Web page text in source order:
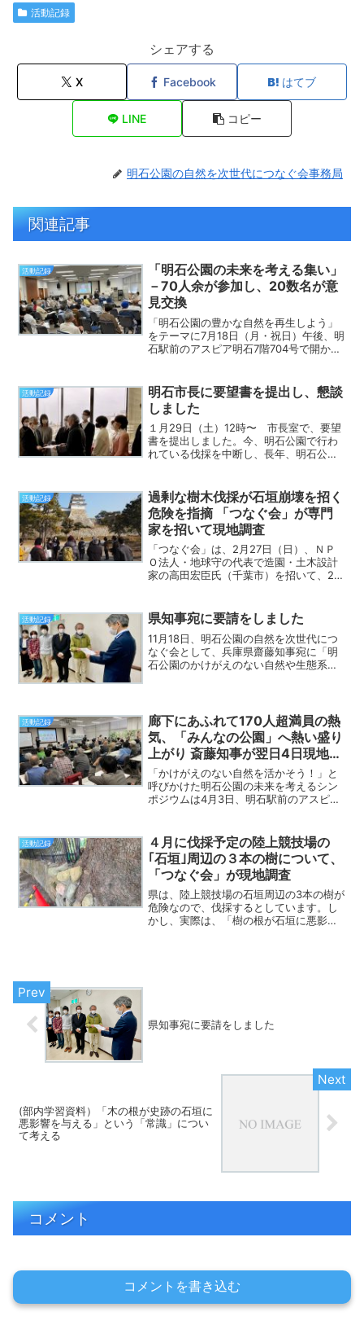
活動記録
シェアする
X Facebook はてブ
LINE コピー
明石公園の自然を次世代につなぐ会事務局
関連記事
活動記録
「明石公園の未来を考える集い」
－70人余が参加し、20数名が意
見交換
「明石公園の豊かな自然を再生しよう」
をテーマに7月18日（月・祝日）午後、明
石駅前のアスピア明石7階704号で開かれ
シンポジウムに次ぐ市民集会で、泉市長
や県の公園緑...
活動記録
明石市長に要望書を提出し、懇談
しました
１月29日（土）12時〜 市長室で、要望
書を提出しました。今、明石公園で行わ
れている伐採を中断し、長年、明石公園
すよう、兵庫県に働きかけていただける
よう、小林代表から市...
活動記録
過剰な樹木伐採が石垣崩壊を招く
危険を指摘 「つなぐ会」が専門
家を招いて現地調査
「つなぐ会」は、2月27日（日）、ＮＰ
Ｏ法人・地球守の代表で造園・土木設計
家の高田宏臣氏（千葉市）を招いて、20
ていることが分かりました。
活動記録 県知事宛に要請をしました
11月18日、明石公園の自然を次世代につ
なぐ会として、兵庫県齋藤知事宛に「明
石公園のかけがえのない自然や生態系を
と共に考え、実行して...
活動記録
廊下にあふれて170人超満員の熱
気、「みんなの公園」へ熱い盛り
上がり 斎藤知事が翌日4日現地視
察後、伐採計画の中断を表明
「かけがえのない自然を活かそう！」と
呼びかけた明石公園の未来を考えるシン
ポジウムは4月3日、明石駅前のアスピア
にはすでに満員状態で、廊下から耳を澄
ませて聴講する参...
活動記録
４月に伐採予定の陸上競技場の
｢石垣｣周辺の３本の樹について、
「つなぐ会」が現地調査
県は、陸上競技場の石垣周辺の3本の樹が
危険なので、伐採するとしています。し
かし、実際は、「樹の根が石垣に悪影
県知事宛に要請をしました
(部内学習資料）「木の根が史跡の石垣に
悪影響を与える」という「常識」につい
て考える
コメント
コメントを書き込む